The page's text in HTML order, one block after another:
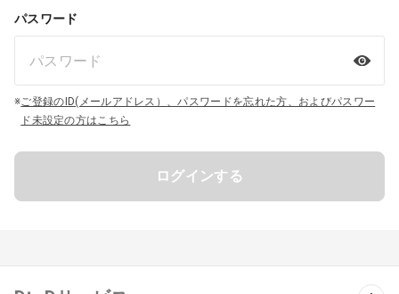
パスワード
※ご登録のID(メールアドレス）、パスワードを忘れた方、およびパスワー
ド未設定の方はこちら
ログインする